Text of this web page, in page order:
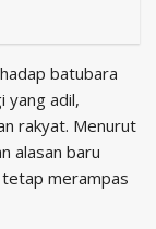
batubara
yang adil,
rakyat. Menurut
alasan baru
merampas